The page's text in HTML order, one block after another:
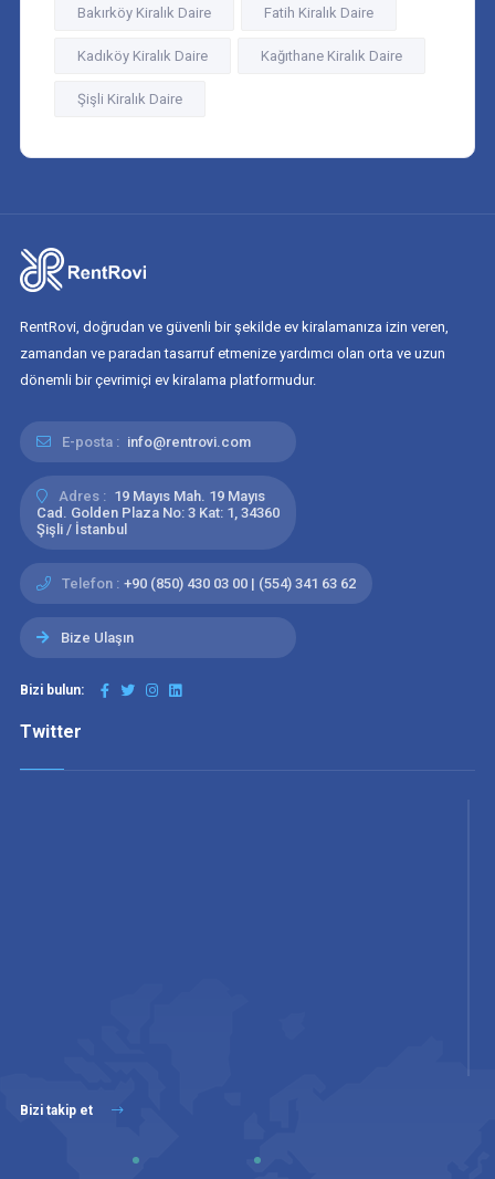
Bakırköy Kiralık Daire Fatih Kiralık Daire
Kadıköy Kiralık Daire Kağıthane Kiralık Daire
Şişli Kiralık Daire
RentRovi, doğrudan ve güvenli bir şekilde ev kiralamanıza izin veren,
zamandan ve paradan tasarruf etmenize yardımcı olan orta ve uzun
dönemli bir çevrimiçi ev kiralama platformudur.
E-posta : info@rentrovi.com
Adres : 19 Mayıs Mah. 19 Mayıs
Cad. Golden Plaza No: 3 Kat: 1, 34360
Şişli / İstanbul
Telefon : +90 (850) 430 03 00 | (554) 341 63 62
Bize Ulaşın
Bizi bulun:
Twitter
Bizi takip et